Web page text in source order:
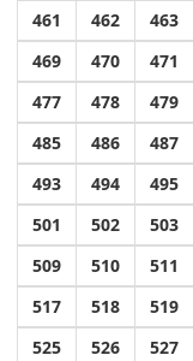
461
462 463
469
470 471
477
478 479
485
486 487
493
494 495
501
502 503
509
510 511
517
518 519
525
526 527